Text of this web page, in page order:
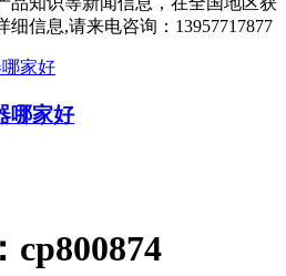
信息,请来电咨询：13957717877
哪家好
cp800874